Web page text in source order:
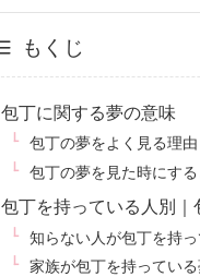
もくじ
包丁に関する夢の意味
包丁の夢をよく見る理由
包丁の夢を見た時にす
包丁を持っている人別
知らない人が包丁を持
家族が包丁を持ってい